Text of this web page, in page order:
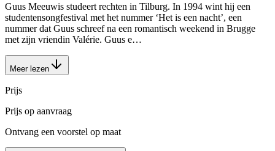
Guus Meeuwis studeert rechten in Tilburg. In 1994 wint hij een
studentensongfestival met het nummer ‘Het is een nacht’, een
nummer dat Guus schreef na een romantisch weekend in Brugge
met zijn vriendin Valérie. Guus e…
Meer lezen
Prijs
Prijs op aanvraag
Ontvang een voorstel op maat